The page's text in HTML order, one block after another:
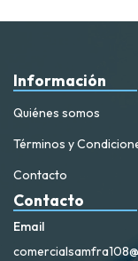
Información
Quiénes somos
Términos y
Contacto
Contacto
Email